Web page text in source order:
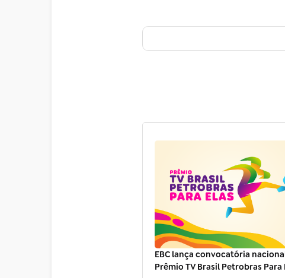
EBC lança convocatória
Prêmio TV Brasil Petrobras Para